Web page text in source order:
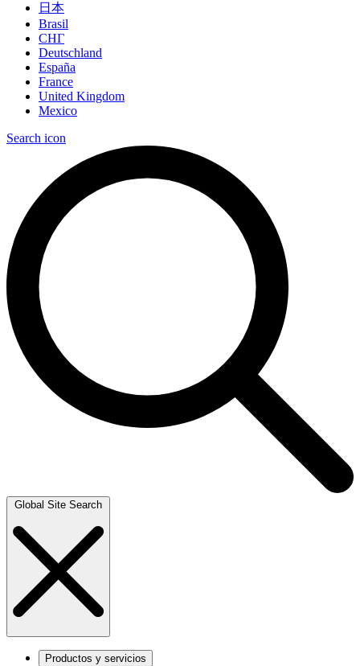
日本
Brasil
СНГ
Deutschland
España
France
United Kingdom
Mexico
Search icon
Global Site Search
Productos y servicios